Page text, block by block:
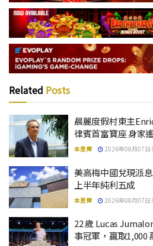
Related Posts
晨麗度假村東主
律賓首富寶座 身家
本思齊 2026年08月07日
美高梅中國兌現派
上半年純利五成
本思齊 2026年08月07日
22 歲 Lucas
事冠軍，贏取1,000